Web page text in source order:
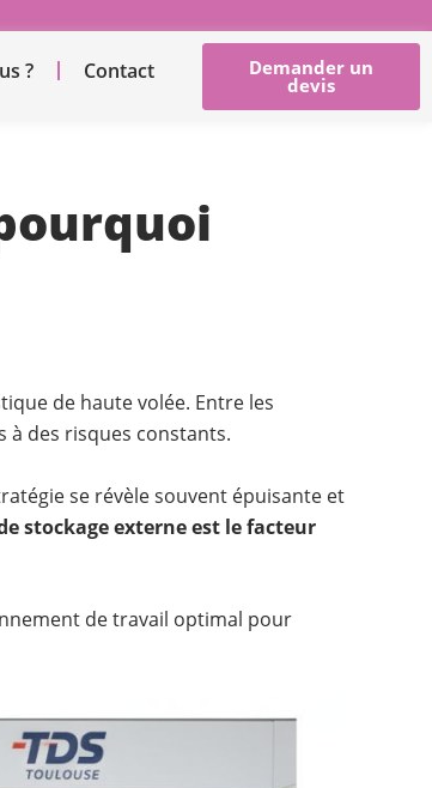
? Contact Demander un
devis
de haute volée. Entre les
à des risques constants.
se révèle souvent épuisante et
stockage externe est le facteur
de travail optimal pour